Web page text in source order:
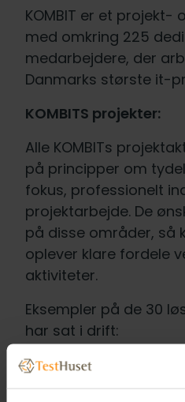
KOMBIT er et projekt-
med omkring 225
medarbejdere, der
Danmarks største it-
KOMBITS projekter:
Alle KOMBITs
på principper om
fokus, professionelt
projektarbejde. De
på disse områder, så
oplever klare fordele
aktiviteter.
Eksempler på de 30
har sat i drift:
AULA